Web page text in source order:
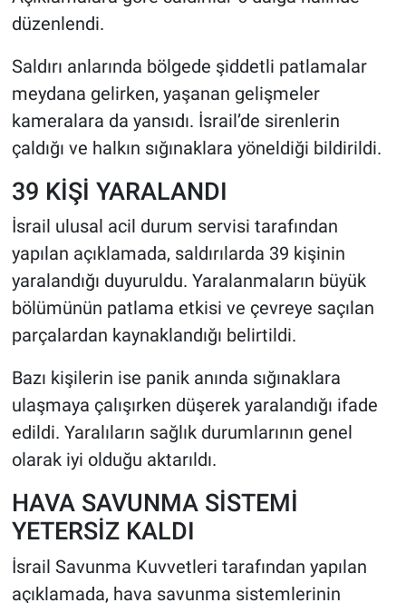
düzenlendi.
Saldırı anlarında bölgede şiddetli patlamalar
meydana gelirken, yaşanan gelişmeler
kameralara da yansıdı. İsrail’de sirenlerin
çaldığı ve halkın sığınaklara yöneldiği bildirildi.
39 KİŞİ YARALANDI
İsrail ulusal acil durum servisi tarafından
yapılan açıklamada, saldırılarda 39 kişinin
yaralandığı duyuruldu. Yaralanmaların büyük
bölümünün patlama etkisi ve çevreye saçılan
parçalardan kaynaklandığı belirtildi.
Bazı kişilerin ise panik anında sığınaklara
ulaşmaya çalışırken düşerek yaralandığı ifade
edildi. Yaralıların sağlık durumlarının genel
olarak iyi olduğu aktarıldı.
HAVA SAVUNMA SİSTEMİ
YETERSİZ KALDI
İsrail Savunma Kuvvetleri tarafından yapılan
açıklamada, hava savunma sistemlerinin